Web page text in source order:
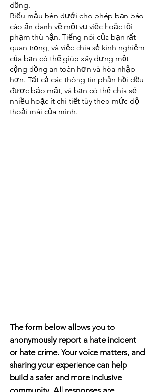
The form below allows you to
anonymously report a hate incident
or hate crime. Your voice matters, and
sharing your experience can help
build a safer and more inclusive
community. All responses are
đồng.
Biểu mẫu bên dưới cho phép bạn báo
cáo ẩn danh về một vụ việc hoặc tội
phạm thù hận. Tiếng nói của bạn rất
quan trọng, và việc chia sẻ kinh nghiệm
của bạn có thể giúp xây dựng một
cộng đồng an toàn hơn và hòa nhập
hơn. Tất cả các thông tin phản hồi đều
được bảo mật, và bạn có thể chia sẻ
nhiều hoặc ít chi tiết tùy theo mức độ
thoải mái của mình.